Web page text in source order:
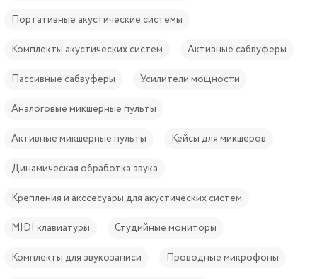
Портативные акустические системы
Комплекты акустических систем Активные сабвуферы
Пассивные сабвуферы Усилители мощности
Аналоговые микшерные пульты
Активные микшерные пульты Кейсы для микшеров
Динамическая обработка звука
Крепления и акссесуары для акустических систем
MIDI клавиатуры Студийные мониторы
Комплекты для звукозаписи Проводные микрофоны